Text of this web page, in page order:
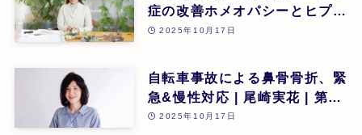
症の改善ホメオパシーとヒプノ
セラピー(催眠療法)の可能性 |
2025年10月17日
自転車事故による鼻骨骨折、緊
急&慢性対応 | 尾崎実花 | 第26
回2025年10月17日